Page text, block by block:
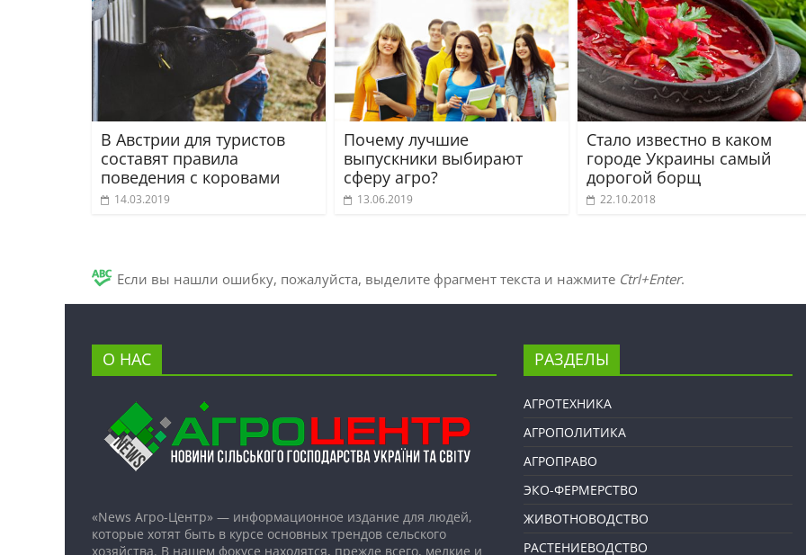
В Австрии для туристов
составят правила
поведения с коровами
14.03.2019
Почему лучшие
выпускники выбирают
сферу агро?
13.06.2019
Стало известно в каком
городе Украины самый
дорогой борщ
22.10.2018
Если вы нашли ошибку, пожалуйста, выделите фрагмент текста и нажмите Ctrl+Enter.
О НАС
«News Агро-Центр» — информационное издание для людей,
которые хотят быть в курсе основных трендов сельского
хозяйства. В нашем фокусе находятся, прежде всего, мелкие и
РАЗДЕЛЫ
АГРОТЕХНИКА
АГРОПОЛИТИКА
АГРОПРАВО
ЭКО-ФЕРМЕРСТВО
ЖИВОТНОВОДСТВО
РАСТЕНИЕВОДСТВО